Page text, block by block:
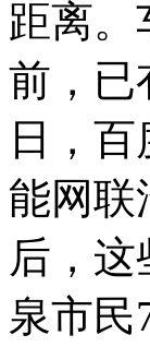
距离。
前，已
日，
能网联
后，
泉市民